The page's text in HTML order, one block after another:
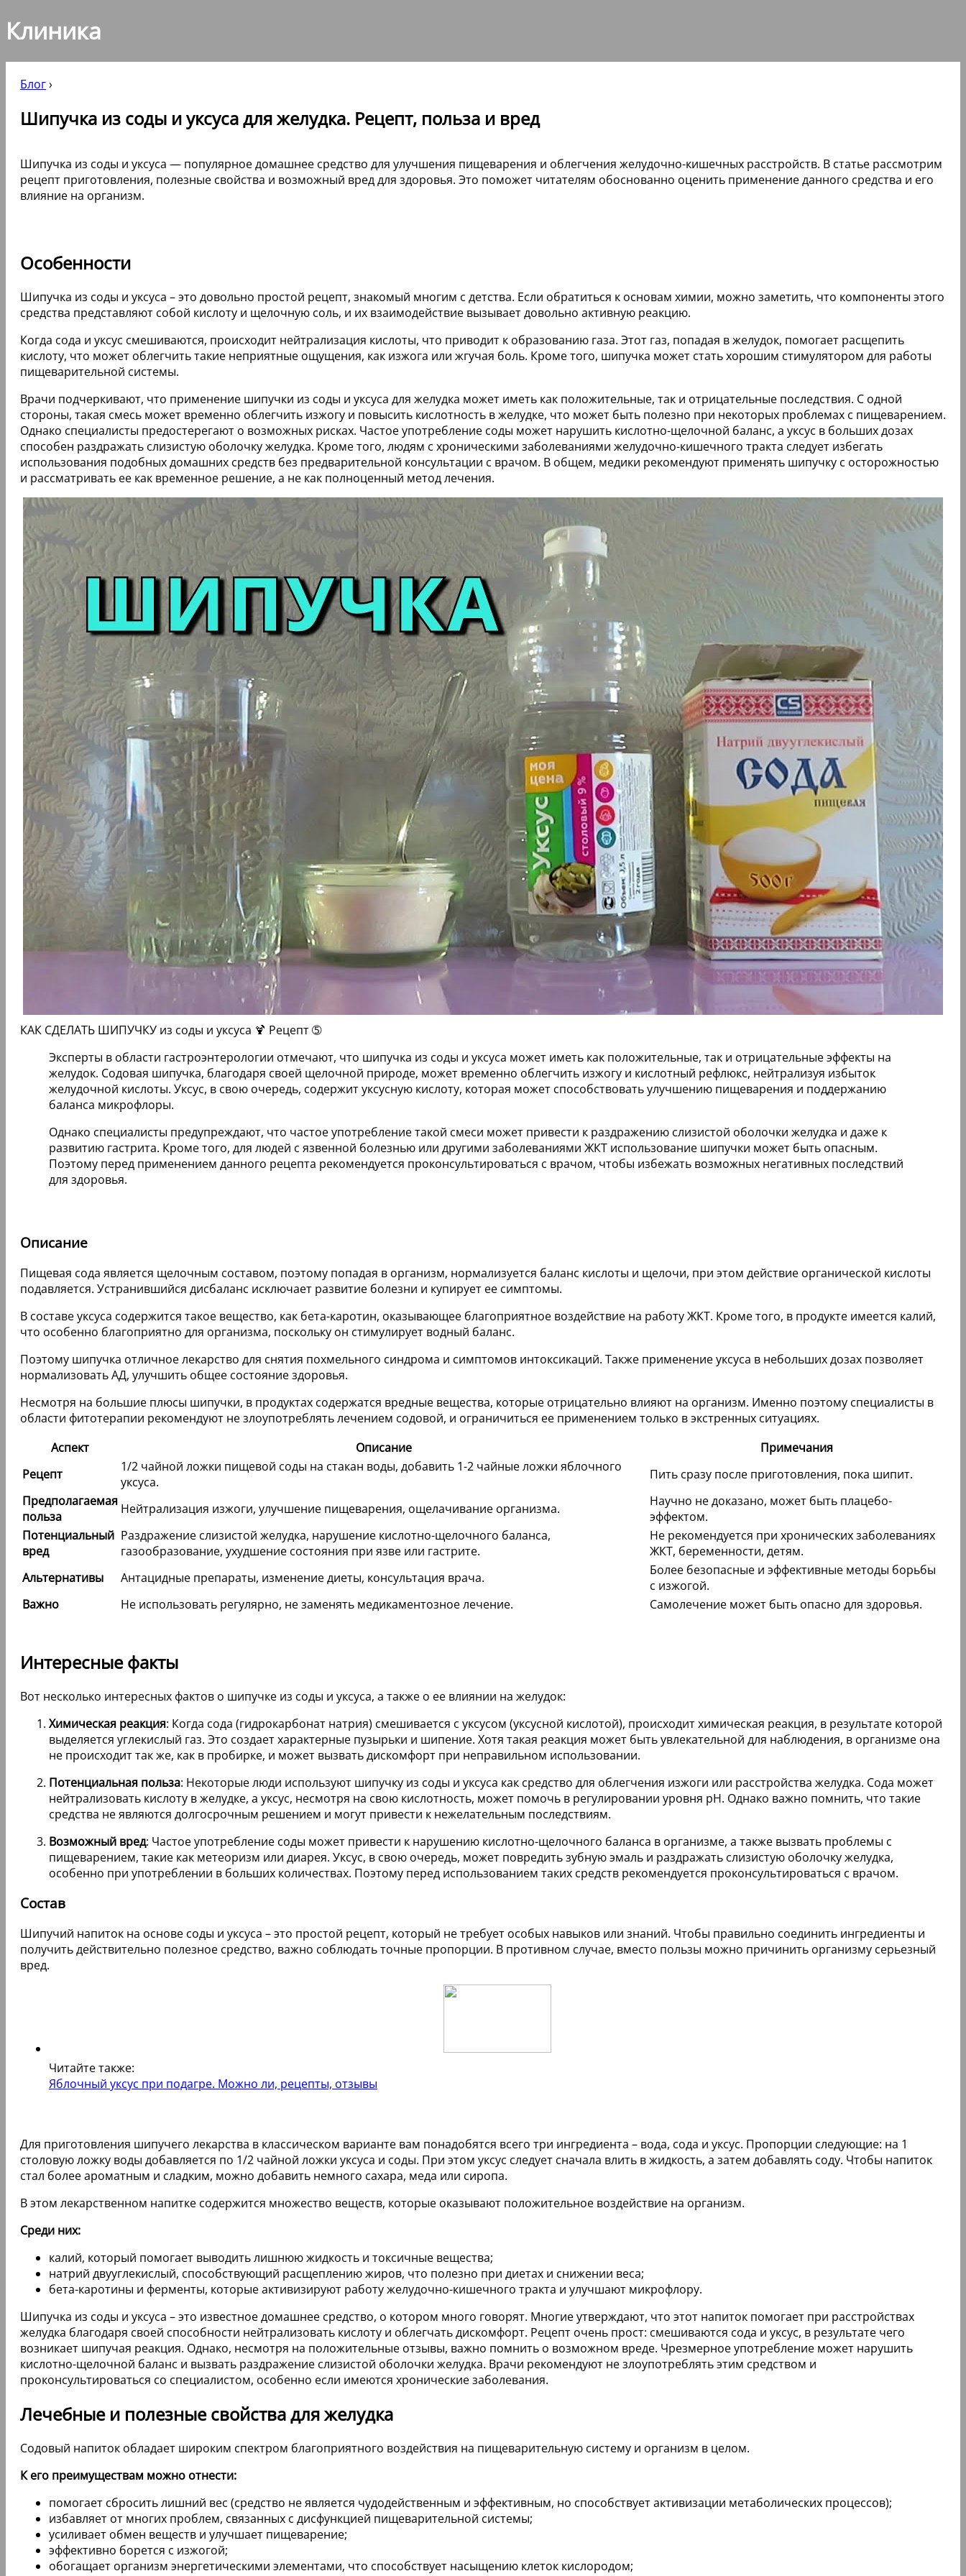
Клиника
Блог›
Шипучка из соды и уксуса для желудка. Рецепт, польза и вред
Шипучка из соды и уксуса — популярное домашнее средство для улучшения пищеварения и облегчения желудочно-кишечных расстройств. В статье рассмотрим
рецепт приготовления, полезные свойства и возможный вред для здоровья. Это поможет читателям обоснованно оценить применение данного средства и его
влияние на организм.
Особенности
Шипучка из соды и уксуса – это довольно простой рецепт, знакомый многим с детства. Если обратиться к основам химии, можно заметить, что компоненты этого
средства представляют собой кислоту и щелочную соль, и их взаимодействие вызывает довольно активную реакцию.
Когда сода и уксус смешиваются, происходит нейтрализация кислоты, что приводит к образованию газа. Этот газ, попадая в желудок, помогает расщепить
кислоту, что может облегчить такие неприятные ощущения, как изжога или жгучая боль. Кроме того, шипучка может стать хорошим стимулятором для работы
пищеварительной системы.
Врачи подчеркивают, что применение шипучки из соды и уксуса для желудка может иметь как положительные, так и отрицательные последствия. С одной
стороны, такая смесь может временно облегчить изжогу и повысить кислотность в желудке, что может быть полезно при некоторых проблемах с пищеварением.
Однако специалисты предостерегают о возможных рисках. Частое употребление соды может нарушить кислотно-щелочной баланс, а уксус в больших дозах
способен раздражать слизистую оболочку желудка. Кроме того, людям с хроническими заболеваниями желудочно-кишечного тракта следует избегать
использования подобных домашних средств без предварительной консультации с врачом. В общем, медики рекомендуют применять шипучку с осторожностью
и рассматривать ее как временное решение, а не как полноценный метод лечения.
КАК СДЕЛАТЬ ШИПУЧКУ из соды и уксуса 🍹 Рецепт ➄
Эксперты в области гастроэнтерологии отмечают, что шипучка из соды и уксуса может иметь как положительные, так и отрицательные эффекты на
желудок. Содовая шипучка, благодаря своей щелочной природе, может временно облегчить изжогу и кислотный рефлюкс, нейтрализуя избыток
желудочной кислоты. Уксус, в свою очередь, содержит уксусную кислоту, которая может способствовать улучшению пищеварения и поддержанию
баланса микрофлоры.
Однако специалисты предупреждают, что частое употребление такой смеси может привести к раздражению слизистой оболочки желудка и даже к
развитию гастрита. Кроме того, для людей с язвенной болезнью или другими заболеваниями ЖКТ использование шипучки может быть опасным.
Поэтому перед применением данного рецепта рекомендуется проконсультироваться с врачом, чтобы избежать возможных негативных последствий
для здоровья.
Описание
Пищевая сода является щелочным составом, поэтому попадая в организм, нормализуется баланс кислоты и щелочи, при этом действие органической кислоты
подавляется. Устранившийся дисбаланс исключает развитие болезни и купирует ее симптомы.
В составе уксуса содержится такое вещество, как бета-каротин, оказывающее благоприятное воздействие на работу ЖКТ. Кроме того, в продукте имеется калий,
что особенно благоприятно для организма, поскольку он стимулирует водный баланс.
Поэтому шипучка отличное лекарство для снятия похмельного синдрома и симптомов интоксикаций. Также применение уксуса в небольших дозах позволяет
нормализовать АД, улучшить общее состояние здоровья.
Несмотря на большие плюсы шипучки, в продуктах содержатся вредные вещества, которые отрицательно влияют на организм. Именно поэтому специалисты в
области фитотерапии рекомендуют не злоупотреблять лечением содовой, и ограничиться ее применением только в экстренных ситуациях.
Аспект
Описание
Примечания
Рецепт
1/2 чайной ложки пищевой соды на стакан воды, добавить 1-2 чайные ложки яблочного
уксуса.
Пить сразу после приготовления, пока шипит.
Предполагаемая
польза
Нейтрализация изжоги, улучшение пищеварения, ощелачивание организма.
Научно не доказано, может быть плацебо-
эффектом.
Потенциальный
вред
Раздражение слизистой желудка, нарушение кислотно-щелочного баланса,
газообразование, ухудшение состояния при язве или гастрите.
Не рекомендуется при хронических заболеваниях
ЖКТ, беременности, детям.
Альтернативы
Антацидные препараты, изменение диеты, консультация врача.
Более безопасные и эффективные методы борьбы
с изжогой.
Важно
Не использовать регулярно, не заменять медикаментозное лечение. Самолечение может быть опасно для здоровья.
Интересные факты
Вот несколько интересных фактов о шипучке из соды и уксуса, а также о ее влиянии на желудок:
Химическая реакция: Когда сода (гидрокарбонат натрия) смешивается с уксусом (уксусной кислотой), происходит химическая реакция, в результате которой
выделяется углекислый газ. Это создает характерные пузырьки и шипение. Хотя такая реакция может быть увлекательной для наблюдения, в организме она
не происходит так же, как в пробирке, и может вызвать дискомфорт при неправильном использовании.
Потенциальная польза: Некоторые люди используют шипучку из соды и уксуса как средство для облегчения изжоги или расстройства желудка. Сода может
нейтрализовать кислоту в желудке, а уксус, несмотря на свою кислотность, может помочь в регулировании уровня pH. Однако важно помнить, что такие
средства не являются долгосрочным решением и могут привести к нежелательным последствиям.
Возможный вред: Частое употребление соды может привести к нарушению кислотно-щелочного баланса в организме, а также вызвать проблемы с
пищеварением, такие как метеоризм или диарея. Уксус, в свою очередь, может повредить зубную эмаль и раздражать слизистую оболочку желудка,
особенно при употреблении в больших количествах. Поэтому перед использованием таких средств рекомендуется проконсультироваться с врачом.
Состав
Шипучий напиток на основе соды и уксуса – это простой рецепт, который не требует особых навыков или знаний. Чтобы правильно соединить ингредиенты и
получить действительно полезное средство, важно соблюдать точные пропорции. В противном случае, вместо пользы можно причинить организму серьезный
вред.
Читайте также:
Яблочный уксус при подагре. Можно ли, рецепты, отзывы
Для приготовления шипучего лекарства в классическом варианте вам понадобятся всего три ингредиента – вода, сода и уксус. Пропорции следующие: на 1
столовую ложку воды добавляется по 1/2 чайной ложки уксуса и соды. При этом уксус следует сначала влить в жидкость, а затем добавлять соду. Чтобы напиток
стал более ароматным и сладким, можно добавить немного сахара, меда или сиропа.
В этом лекарственном напитке содержится множество веществ, которые оказывают положительное воздействие на организм.
Среди них:
калий, который помогает выводить лишнюю жидкость и токсичные вещества;
натрий двууглекислый, способствующий расщеплению жиров, что полезно при диетах и снижении веса;
бета-каротины и ферменты, которые активизируют работу желудочно-кишечного тракта и улучшают микрофлору.
Шипучка из соды и уксуса – это известное домашнее средство, о котором много говорят. Многие утверждают, что этот напиток помогает при расстройствах
желудка благодаря своей способности нейтрализовать кислоту и облегчать дискомфорт. Рецепт очень прост: смешиваются сода и уксус, в результате чего
возникает шипучая реакция. Однако, несмотря на положительные отзывы, важно помнить о возможном вреде. Чрезмерное употребление может нарушить
кислотно-щелочной баланс и вызвать раздражение слизистой оболочки желудка. Врачи рекомендуют не злоупотреблять этим средством и
проконсультироваться со специалистом, особенно если имеются хронические заболевания.
Лечебные и полезные свойства для желудка
Содовый напиток обладает широким спектром благоприятного воздействия на пищеварительную систему и организм в целом.
К его преимуществам можно отнести:
помогает сбросить лишний вес (средство не является чудодейственным и эффективным, но способствует активизации метаболических процессов);
избавляет от многих проблем, связанных с дисфункцией пищеварительной системы;
усиливает обмен веществ и улучшает пищеварение;
эффективно борется с изжогой;
обогащает организм энергетическими элементами, что способствует насыщению клеток кислородом;